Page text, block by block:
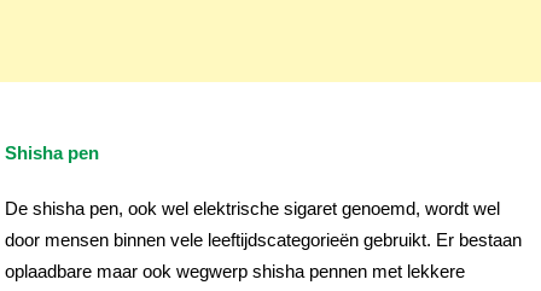
Shisha pen
De shisha pen, ook wel elektrische sigaret genoemd, wordt wel
door mensen binnen vele leeftijdscategorieën gebruikt. Er bestaan
oplaadbare maar ook wegwerp shisha pennen met lekkere